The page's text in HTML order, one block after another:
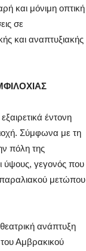
και μόνιμη οπτική
σε
και αναπτυξιακής
έντονη
Σύμφωνα με τη
πόλη της
ύψους, γεγονός που
παραλιακού μετώπου
ανάπτυξη
Αμβρακικού